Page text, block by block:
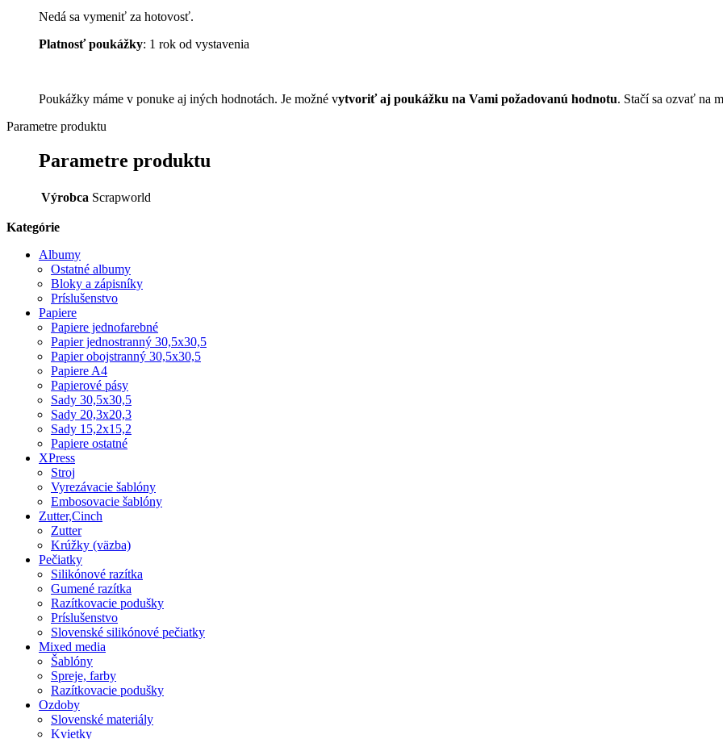
Nedá sa vymeniť za hotovosť.
Platnosť poukážky: 1 rok od vystavenia
Poukážky máme v ponuke aj iných hodnotách. Je možné vytvoriť aj poukážku na Vami požadovanú hodnotu. Stačí sa ozvať na
Parametre produktu
Parametre produktu
Výrobca Scrapworld
Kategórie
Albumy
Ostatné albumy
Bloky a zápisníky
Príslušenstvo
Papiere
Papiere jednofarebné
Papier jednostranný 30,5x30,5
Papier obojstranný 30,5x30,5
Papiere A4
Papierové pásy
Sady 30,5x30,5
Sady 20,3x20,3
Sady 15,2x15,2
Papiere ostatné
XPress
Stroj
Vyrezávacie šablóny
Embosovacie šablóny
Zutter,Cinch
Zutter
Krúžky (väzba)
Pečiatky
Silikónové razítka
Gumené razítka
Razítkovacie podušky
Príslušenstvo
Slovenské silikónové pečiatky
Mixed media
Šablóny
Spreje, farby
Razítkovacie podušky
Ozdoby
Slovenské materiály
Kvietky